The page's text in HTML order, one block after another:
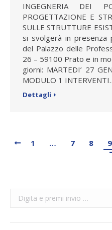
INGEGNERIA DEI
PROGETTAZIONE E
SULLE STRUTTURE
si svolgerà in presenza
del Palazzo delle
26 – 59100 Prato e in
giorni: MARTEDI’ 27
MODULO 1
Dettagli
1 … 7 8 9
Search: